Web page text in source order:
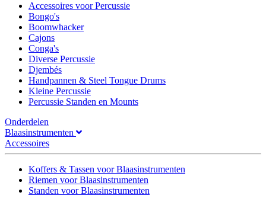
Accessoires voor Percussie
Bongo's
Boomwhacker
Cajons
Conga's
Diverse Percussie
Djembés
Handpannen & Steel Tongue Drums
Kleine Percussie
Percussie Standen en Mounts
Onderdelen
Blaasinstrumenten
Accessoires
Koffers & Tassen voor Blaasinstrumenten
Riemen voor Blaasinstrumenten
Standen voor Blaasinstrumenten